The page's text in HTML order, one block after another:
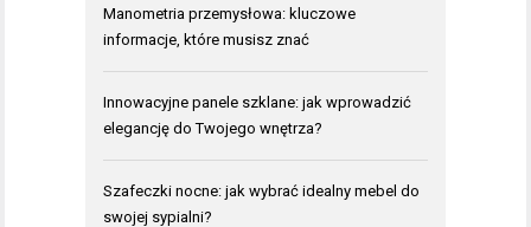
Manometria przemysłowa: kluczowe
informacje, które musisz znać
Innowacyjne panele szklane: jak wprowadzić
elegancję do Twojego wnętrza?
Szafeczki nocne: jak wybrać idealny mebel do
swojej sypialni?